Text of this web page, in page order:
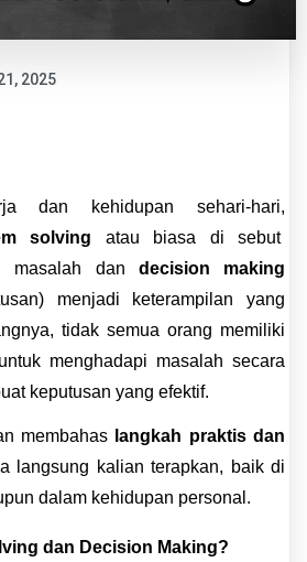
2025
dan kehidupan sehari-hari,
solving atau biasa di sebut
masalah dan decision making
menjadi keterampilan yang
tidak semua orang memiliki
menghadapi masalah secara
keputusan yang efektif.
membahas langkah praktis dan
langsung kalian terapkan, baik di
dalam kehidupan personal.
dan Decision Making?